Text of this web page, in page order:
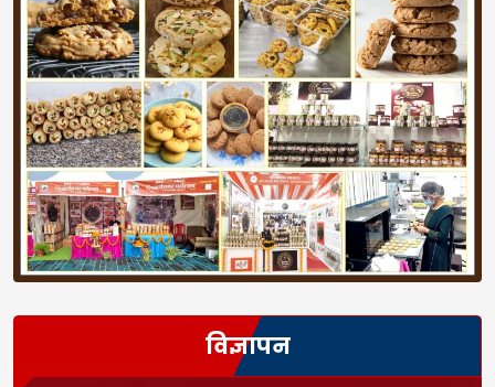
विज्ञापन